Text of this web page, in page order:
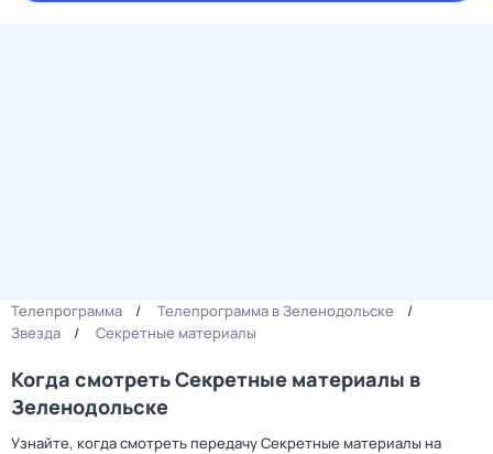
Телепрограмма
Телепрограмма в Зеленодольске
Звезда
Секретные материалы
Когда смотреть Секретные материалы в
Зеленодольске
Узнайте, когда смотреть передачу Секретные материалы на